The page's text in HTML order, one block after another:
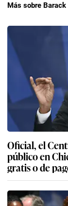
Más sobre Barack
Oficial, el
público en
gratis o de